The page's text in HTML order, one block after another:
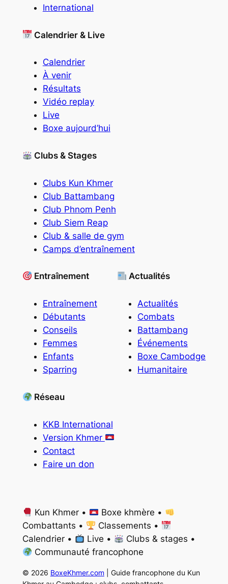
International
Calendrier & Live
Calendrier
À venir
Résultats
Vidéo replay
Live
Boxe aujourd’hui
Clubs & Stages
Clubs Kun Khmer
Club Battambang
Club Phnom Penh
Club Siem Reap
Club & salle de gym
Camps d’entraînement
Entraînement
Entraînement
Débutants
Conseils
Femmes
Enfants
Sparring
Actualités
Actualités
Combats
Battambang
Événements
Boxe Cambodge
Humanitaire
Réseau
KKB International
Version Khmer
Contact
Faire un don
Kun Khmer •
Boxe khmère •
Combattants •
Classements •
Calendrier •
Live •
Clubs & stages •
Communauté francophone
© 2026 BoxeKhmer.com| Guide francophone du Kun